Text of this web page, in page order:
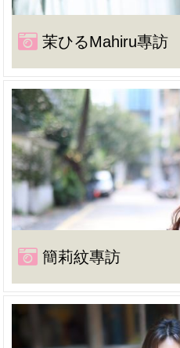
茉ひるMahiru專訪
簡莉紋專訪